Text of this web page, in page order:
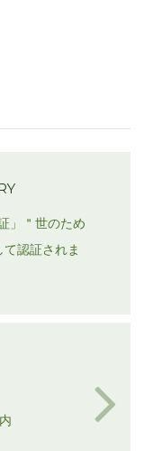
」＂世のため
認証されま